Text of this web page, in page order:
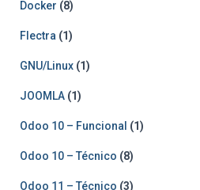
Docker (8)
Flectra (1)
GNU/Linux (1)
JOOMLA (1)
Odoo 10 – Funcional (1)
Odoo 10 – Técnico (8)
Odoo 11 – Técnico (3)